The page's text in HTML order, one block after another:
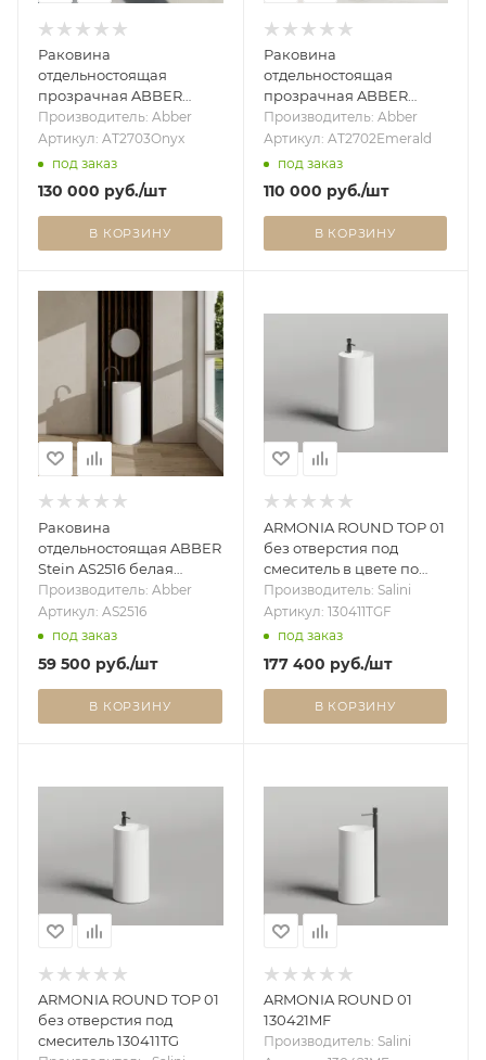
Раковина
отдельностоящая
прозрачная ABBER
Kristall AT2703Onyx
черная
Производитель: Abber
Артикул: AT2703Onyx
под заказ
130 000 руб./шт
В КОРЗИНУ
Раковина
отдельностоящая
прозрачная ABBER
Kristall AT2702Emerald
зеленая
Производитель: Abber
Артикул: AT2702Emerald
под заказ
110 000 руб./шт
В КОРЗИНУ
Раковина
отдельностоящая ABBER
Stein AS2516 белая
матовая
Производитель: Abber
Артикул: AS2516
под заказ
59 500 руб./шт
В КОРЗИНУ
ARMONIA ROUND TOP 01
без отверстия под
смеситель в цвете по
RAL покраска по RAL
полностью 130411TGF
Производитель: Salini
Артикул: 130411TGF
под заказ
177 400 руб./шт
В КОРЗИНУ
ARMONIA ROUND TOP 01
без отверстия под
смеситель 130411TG
ARMONIA ROUND 01
130421MF
Производитель: Salini